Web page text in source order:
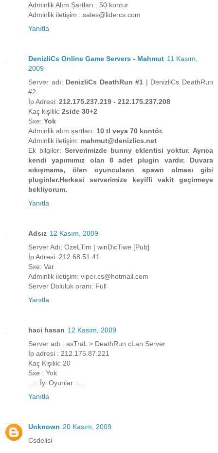
Adminlik Alım Şartları : 50 kontur
Adminlik iletişim : sales@lidercs.com
Yanıtla
DenizliCs Online Game Servers - Mahmut 11 Kasım,
2009
Server adı: DenizliCs DeathRun #1 | DenizliCs DeathRun
#2
İp Adresi: 212.175.237.219 - 212.175.237.208
Kaç kişilik: 2side 30+2
Sxe: Yok
Adminlik alım şartları: 10 tl veya 70 kontör.
Adminlik iletişim: mahmut@denizlics.net
Ek bilgiler: Serverimizde bunny eklentisi yoktur. Ayrıca
kendi yapımımız olan 8 adet plugin vardır. Duvara
sıkışmama, ölen oyuncuların spawn olması gibi
pluginler.Herkesi serverimize keyifli vakit geçirmeye
bekliyorum.
Yanıtla
Adsız 12 Kasım, 2009
Server Adı; OzeLTim | winDicTiwe [Pub]
İp Adresi: 212.68.51.41
Sxe: Var
Adminlik iletişim: viper.cs@hotmail.com
Server Doluluk oranı: Full
Yanıtla
haci hasan 12 Kasım, 2009
Server adı : asTraL > DeathRun cLan Server
İp adresi : 212.175.87.221
Kaç Kişilik: 20
Sxe : Yok
...:: İyi Oyunlar ::...
Yanıtla
Unknown 20 Kasım, 2009
Csdelisi